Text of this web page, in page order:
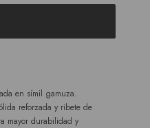
en símil gamuza.
reforzada y ribete de
mayor durabilidad y